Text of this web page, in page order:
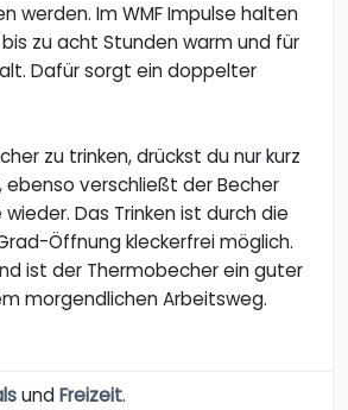
werden. Im WMF Impulse halten
zu acht Stunden warm und für
Dafür sorgt ein doppelter
zu trinken, drückst du nur kurz
ebenso verschließt der Becher
Das Trinken ist durch die
Öffnung kleckerfrei möglich.
ist der Thermobecher ein guter
morgendlichen Arbeitsweg.
undFreizeit.